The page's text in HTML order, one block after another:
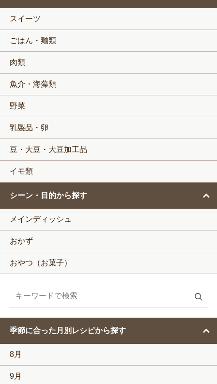
スイーツ
ごはん・麺類
肉類
魚介・海藻類
野菜
乳製品・卵
豆・大豆・大豆加工品
イモ類
シーン・目的から探す
メインディッシュ
おかず
おやつ（お菓子）
索
季節に合った月別レシピから探す
8月
9月